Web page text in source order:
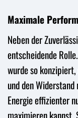
Maximale
Neben der
entscheidende
wurde so
und den
Energie effizienter